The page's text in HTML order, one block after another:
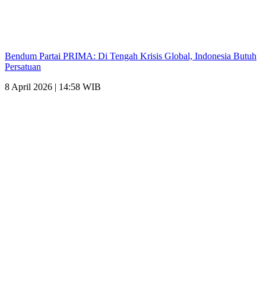
Bendum Partai PRIMA: Di Tengah Krisis Global, Indonesia Butuh
Persatuan
8 April 2026 | 14:58 WIB